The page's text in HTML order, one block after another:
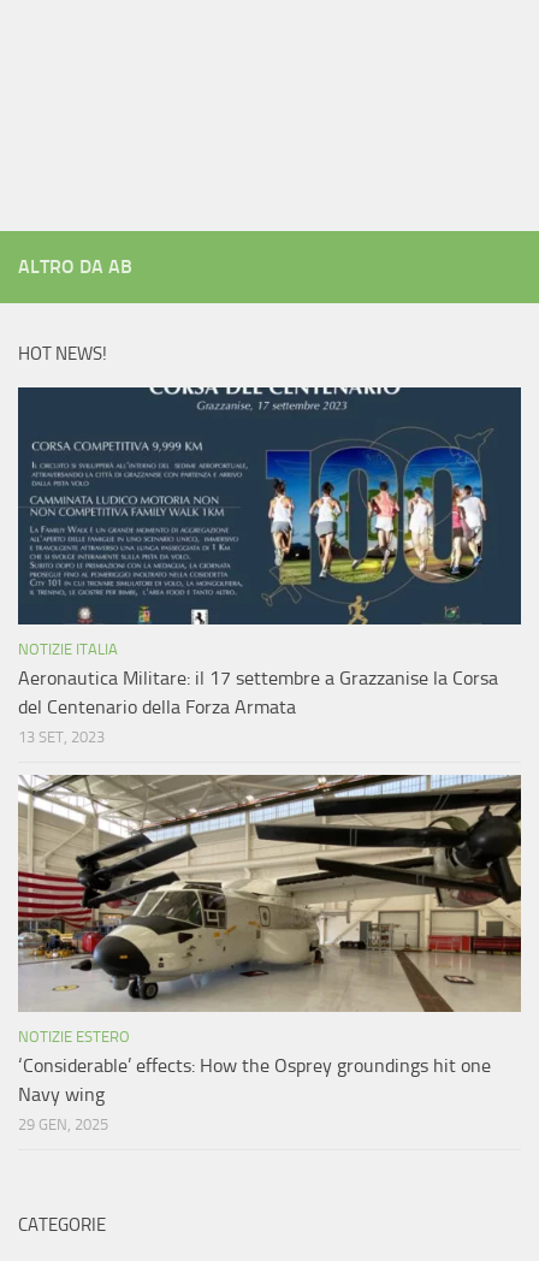
ALTRO DA AB
HOT NEWS!
NOTIZIE ITALIA
Aeronautica Militare: il 17 settembre a Grazzanise la Corsa
del Centenario della Forza Armata
13 SET, 2023
NOTIZIE ESTERO
‘Considerable’ effects: How the Osprey groundings hit one
Navy wing
29 GEN, 2025
CATEGORIE